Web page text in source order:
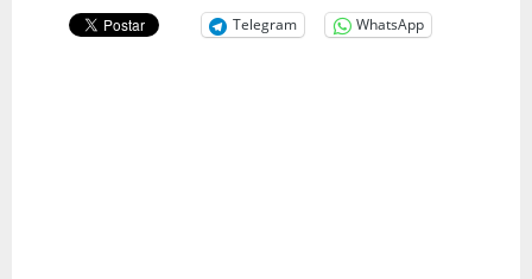
Telegram WhatsApp